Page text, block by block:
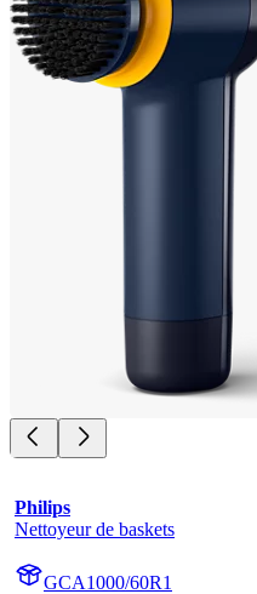
Philips
Nettoyeur de baskets
GCA1000/60R1